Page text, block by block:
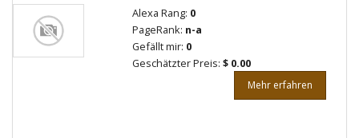
Alexa Rang: 0
PageRank: n-a
Gefällt mir: 0
Geschätzter Preis: $ 0.00
Mehr erfahren